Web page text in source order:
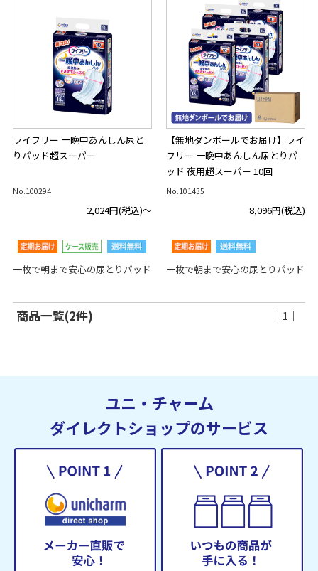
ライフリー 一晩中あんしん尿と
りパッド超スーパー
No.100294
2,024円(税込)～
一枚で朝まで安心の尿とりパッド
【無地ダンボールでお届け】ライ
フリー 一晩中あんしん尿とりパ
ッド 夜用超スーパー 10回
No.101435
8,096円(税込)
一枚で朝まで安心の尿とりパッド
商品一覧(2件) ｜1｜
ユニ・チャーム
ダイレクトショップのサービス